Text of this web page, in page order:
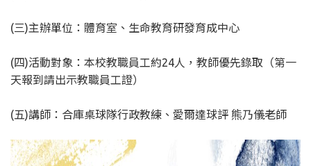
(三)主辦單位：體育室、生命教育研發育成中心
(四)活動對象：本校教職員工約24人，教師優先錄取（第一
天報到請出示教職員工證）
(五)講師：合庫桌球隊行政教練、愛爾達球評 熊乃儀老師